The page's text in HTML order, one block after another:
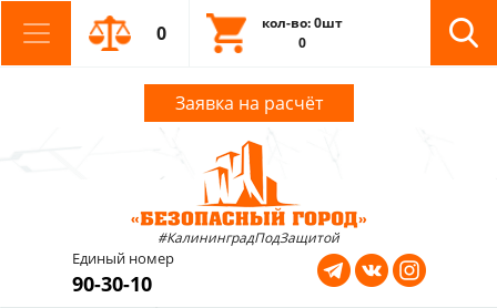
0
кол-во: 0шт
0
Заявка на расчёт
#КалининградПодЗащитой
Единый номер
90-30-10